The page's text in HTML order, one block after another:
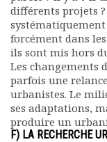
différents projets
forcément dans
ils sont mis hors
Les changements
parfois une
urbanistes. Le
ses adaptations,
produire un
F) LA RECHERCHE